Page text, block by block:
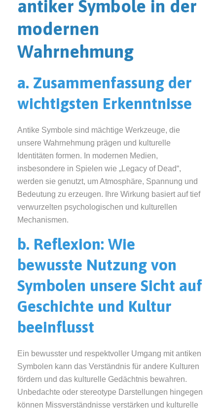
antiker Symbole in der
modernen
Wahrnehmung
a. Zusammenfassung der
wichtigsten Erkenntnisse
Antike Symbole sind mächtige Werkzeuge, die
unsere Wahrnehmung prägen und kulturelle
Identitäten formen. In modernen Medien,
insbesondere in Spielen wie „Legacy of Dead“,
werden sie genutzt, um Atmosphäre, Spannung und
Bedeutung zu erzeugen. Ihre Wirkung basiert auf tief
verwurzelten psychologischen und kulturellen
Mechanismen.
b. Reflexion: Wie
bewusste Nutzung von
Symbolen unsere Sicht auf
Geschichte und Kultur
beeinflusst
Ein bewusster und respektvoller Umgang mit antiken
Symbolen kann das Verständnis für andere Kulturen
fördern und das kulturelle Gedächtnis bewahren.
Unbedachte oder stereotype Darstellungen hingegen
können Missverständnisse verstärken und kulturelle